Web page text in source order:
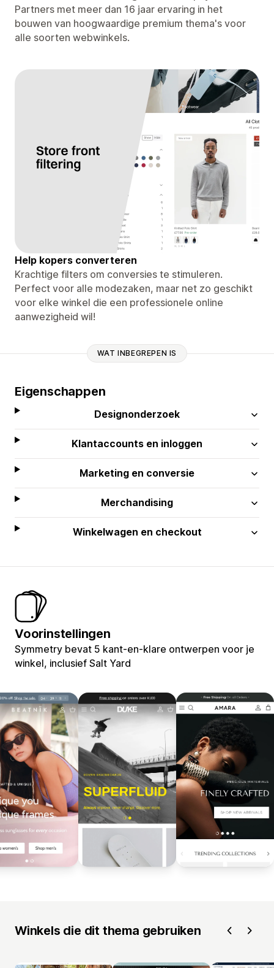
Partners met meer dan 16 jaar ervaring in het
bouwen van hoogwaardige premium thema's voor
alle soorten webwinkels.
Help kopers converteren
Krachtige filters om conversies te stimuleren.
Perfect voor alle modezaken, maar net zo geschikt
voor elke winkel die een professionele online
aanwezigheid wil!
WAT INBEGREPEN IS
Eigenschappen
Designonderzoek
Klantaccounts en inloggen
Marketing en conversie
Merchandising
Winkelwagen en checkout
Voorinstellingen
Symmetry bevat 5 kant-en-klare ontwerpen voor je
winkel, inclusief Salt Yard
Winkels die dit thema gebruiken